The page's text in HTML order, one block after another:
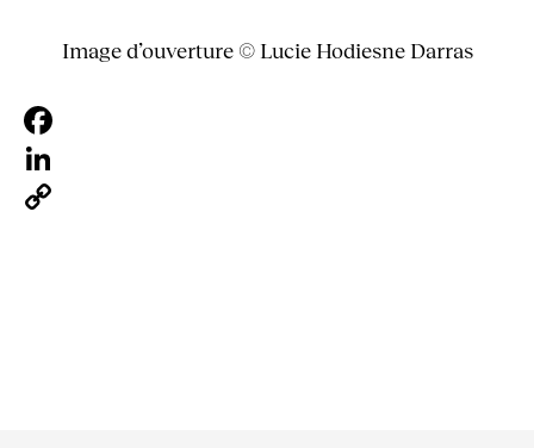
Image d’ouverture © Lucie Hodiesne Darras
Facebook
LinkedIn